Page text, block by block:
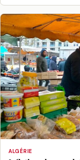
ALGÉRIE